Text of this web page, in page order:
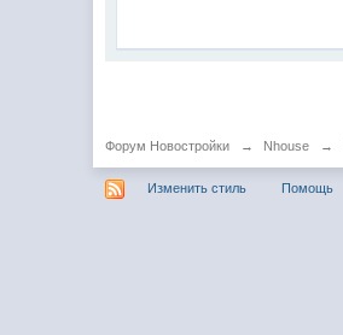
Форум Новостройки → Nhouse →
Изменить стиль Помощь